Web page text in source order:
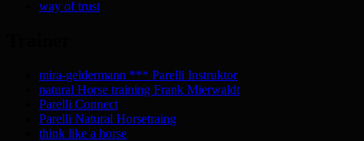
way of trust
mira-geldermann *** Parelli Instruktor
natural Horse training Frank Mierwaldt
Parelli Connect
Parelli Natural Horsetraing
think like a horse